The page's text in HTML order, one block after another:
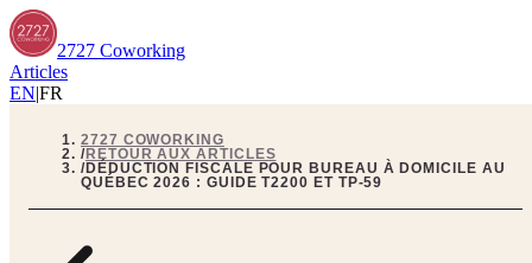
2727 Coworking
Articles
EN|FR
2727 COWORKING
/RETOUR AUX ARTICLES
/DÉDUCTION FISCALE POUR BUREAU À DOMICILE AU
QUÉBEC 2026 : GUIDE T2200 ET TP-59